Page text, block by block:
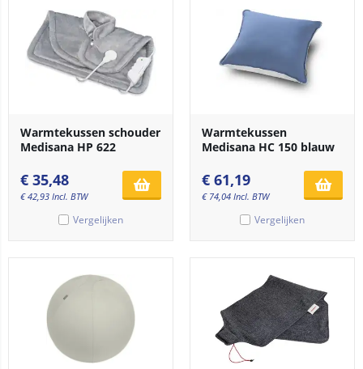
Warmtekussen schouder
Medisana HP 622
€ 35,48
€42,93 Incl. BTW
Vergelijken
Warmtekussen
Medisana HC 150 blauw
€ 61,19
€ 74,04 Incl. BTW
Vergelijken